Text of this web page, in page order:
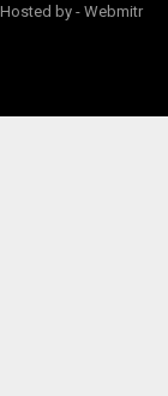
by - Webmitr